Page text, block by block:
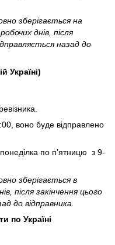
зберігається на
днів, після
назад до
Україні)
воно буде відправлено
по п’ятницю з 9-
зберігається в
після закінчення цього
до відправника.
по Україні